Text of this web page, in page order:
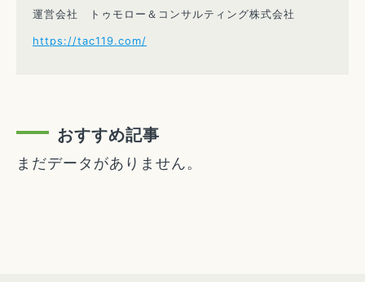
運営会社 トゥモロー＆コンサルティング株式会社
https://tac119.com/
おすすめ記事
まだデータがありません。